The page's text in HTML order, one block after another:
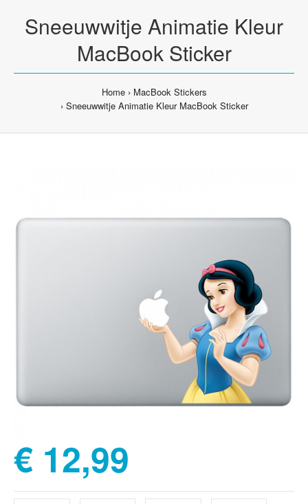
Sneeuwwitje Animatie Kleur
MacBook Sticker
Home
MacBook Stickers
Sneeuwwitje Animatie Kleur MacBook Sticker
€ 12,99